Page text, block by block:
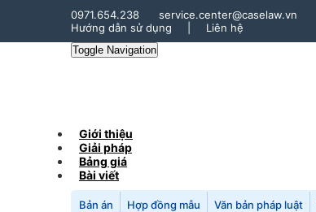
0971.654.238
service.center@caselaw.vn
Hướng dẫn sử dụng
Liên hệ
Toggle Navigation
Giới thiệu
Giải pháp
Bảng giá
Bài viết
Bản án Hợp đồng mẫu Văn bản pháp luật